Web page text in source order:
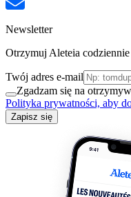
Newsletter
Otrzymuj Aleteia
Twój adres e-mail
Zgadzam się na
Polityka prywatności, aby
Zapisz się